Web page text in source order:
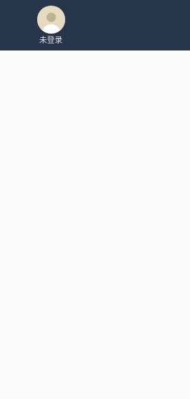
未登录